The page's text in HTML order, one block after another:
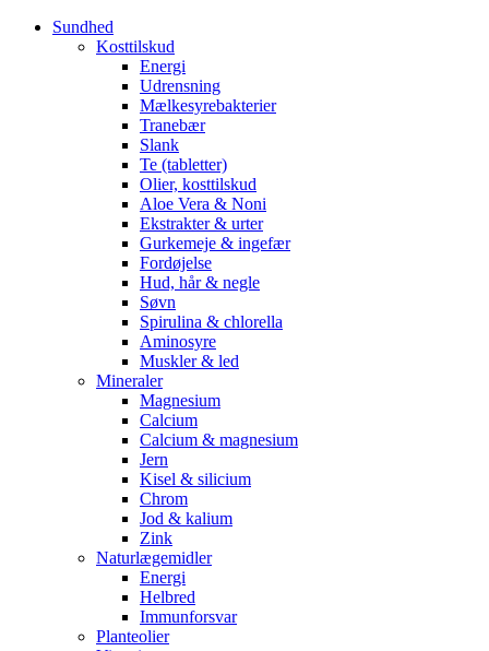
Sundhed
Kosttilskud
Energi
Udrensning
Mælkesyrebakterier
Tranebær
Slank
Te (tabletter)
Olier, kosttilskud
Aloe Vera & Noni
Ekstrakter & urter
Gurkemeje & ingefær
Fordøjelse
Hud, hår & negle
Søvn
Spirulina & chlorella
Aminosyre
Muskler & led
Mineraler
Magnesium
Calcium
Calcium & magnesium
Jern
Kisel & silicium
Chrom
Jod & kalium
Zink
Naturlægemidler
Energi
Helbred
Immunforsvar
Planteolier